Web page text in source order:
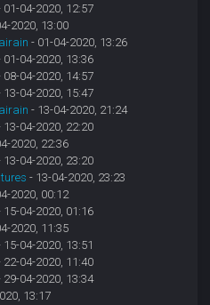
01-04-2020, 12:57
2020, 13:00
- 01-04-2020, 13:26
01-04-2020, 13:36
08-04-2020, 14:57
13-04-2020, 15:47
- 13-04-2020, 21:24
13-04-2020, 22:20
2020, 22:36
13-04-2020, 23:20
- 13-04-2020, 23:23
2020, 00:12
15-04-2020, 01:16
2020, 11:35
15-04-2020, 13:51
22-04-2020, 11:40
29-04-2020, 13:34
13:17